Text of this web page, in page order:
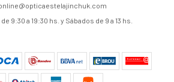
9:30 a 19:30 hs. y Sábados de 9 a 13 hs.